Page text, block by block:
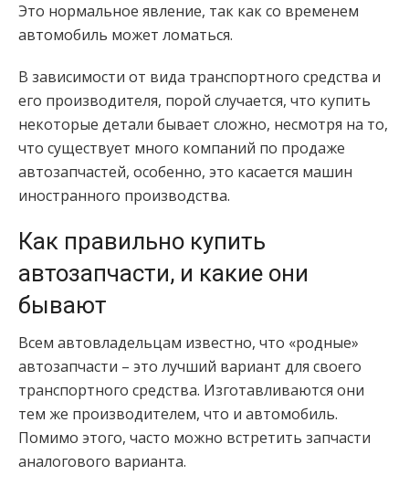
Это нормальное явление, так как со временем
автомобиль может ломаться.
В зависимости от вида транспортного средства и
его производителя, порой случается, что купить
некоторые детали бывает сложно, несмотря на то,
что существует много компаний по продаже
автозапчастей, особенно, это касается машин
иностранного производства.
Как правильно купить
автозапчасти, и какие они
бывают
Всем автовладельцам известно, что «родные»
автозапчасти – это лучший вариант для своего
транспортного средства. Изготавливаются они
тем же производителем, что и автомобиль.
Помимо этого, часто можно встретить запчасти
аналогового варианта.